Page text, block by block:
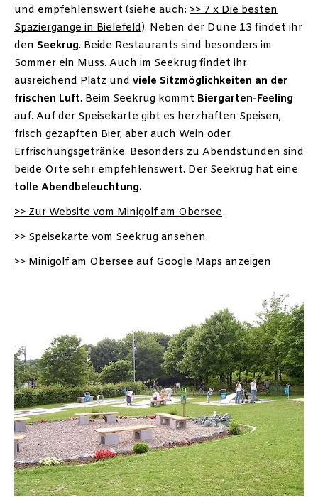
und empfehlenswert (siehe auch: >> 7 x Die besten
Spaziergänge in Bielefeld). Neben der Düne 13 findet ihr
den Seekrug. Beide Restaurants sind besonders im
Sommer ein Muss. Auch im Seekrug findet ihr
ausreichend Platz und viele Sitzmöglichkeiten an der
frischen Luft. Beim Seekrug kommt Biergarten-Feeling
auf. Auf der Speisekarte gibt es herzhaften Speisen,
frisch gezapften Bier, aber auch Wein oder
Erfrischungsgetränke. Besonders zu Abendstunden sind
beide Orte sehr empfehlenswert. Der Seekrug hat eine
tolle Abendbeleuchtung.
>> Zur Website vom Minigolf am Obersee
>> Speisekarte vom Seekrug ansehen
>> Minigolf am Obersee auf Google Maps anzeigen